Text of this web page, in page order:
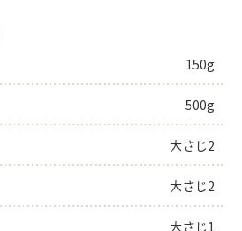
150g
500g
大さじ2
大さじ2
大さじ1